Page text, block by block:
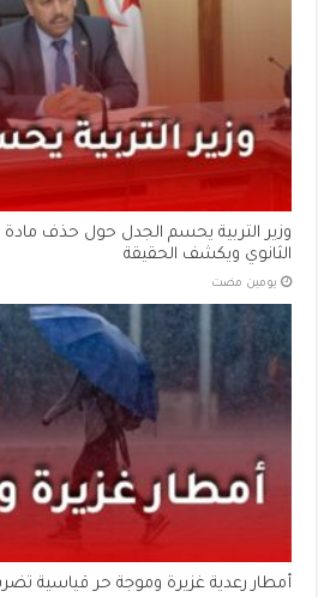
وزير التربية يحسم الجدل حول حذف مادة
الثانوي ويكشف الحقيقة
‏يومين مضت
أمطار رعدية غزيرة وموجة حر قياسية